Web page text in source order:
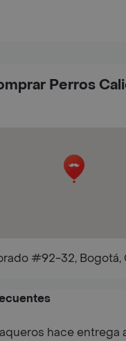
Perros
#92-32, Bogotá,
hace entrega